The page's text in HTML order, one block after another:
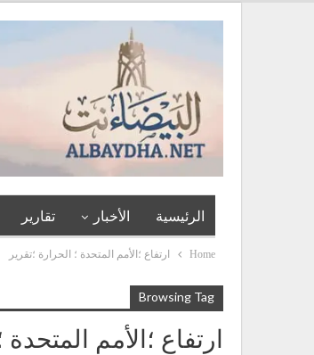
الرئيسية الأخبار تقارير
Home ارتفاع ؛الأمم المتحدة ؛ الحرارة ؛تقرير
Browsing Tag
ارتفاع ؛الأمم المتحدة